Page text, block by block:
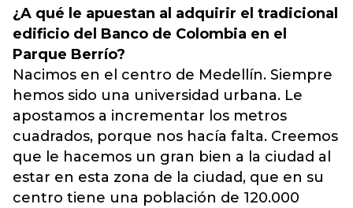
¿A qué le apuestan al adquirir el tradicional
edificio del Banco de Colombia en el
Parque Berrío?
Nacimos en el centro de Medellín. Siempre
hemos sido una universidad urbana. Le
apostamos a incrementar los metros
cuadrados, porque nos hacía falta. Creemos
que le hacemos un gran bien a la ciudad al
estar en esta zona de la ciudad, que en su
centro tiene una población de 120.000